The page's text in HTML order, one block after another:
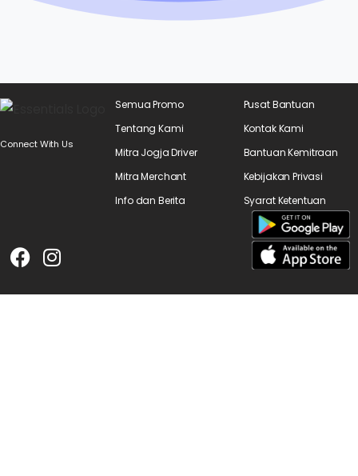
Connect With Us
Semua Promo
Tentang Kami
Mitra Jogja Driver
Mitra Merchant
Info dan Berita
Pusat Bantuan
Kontak Kami
Bantuan Kemitraan
Kebijakan Privasi
Syarat Ketentuan